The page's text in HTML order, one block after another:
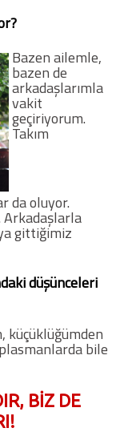
Bazen ailemle,
bazen de
arkadaşlarımla
vakit
geçiriyorum.
Takım
da oluyor.
Arkadaşlarla
gittiğimiz
düşünceleri
küçüklüğümden
bile
BİZ DE